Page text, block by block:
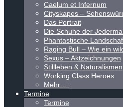
Caelum et Infernum
Cityskapes –
Das Portrait
Die Schuhe der
Phantastische
Raging Bull – Wie ein
Sexus – Aktzeichnungen
Stillleben & Naturalismen
Working Class Heroes
Mehr …
Termine
Termine